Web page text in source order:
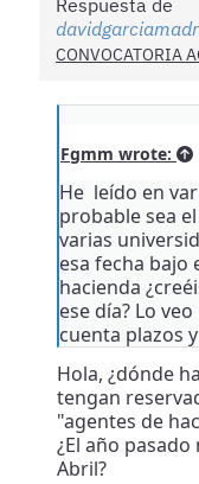
Respuesta de
CONVOCATORIA
Fgmm wrote:
He leído en
probable sea
varias
esa fecha bajo
hacienda
ese día? Lo
cuenta plazos
Hola, ¿dónde
tengan
"agentes de
¿El año
Abril?